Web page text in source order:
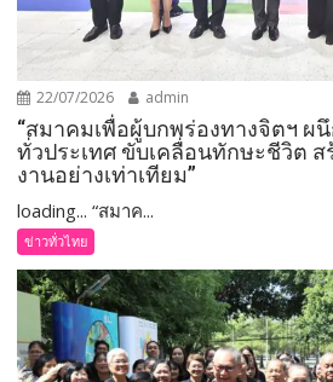
22/07/2026 admin
“สมาคมเพื่อผู้บกพร่องทางจิตฯ ผ
ทั่วประเทศ ขับเคลื่อนทักษะชีวิต ส
งานอย่างเท่าเทียม”
loading... “สมาค...
ข่าวทั่วไทย